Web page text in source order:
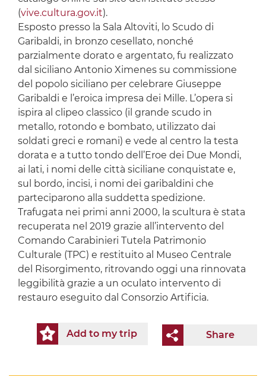
(vive.cultura.gov.it).
Esposto presso la Sala Altoviti, lo Scudo di
Garibaldi, in bronzo cesellato, nonché
parzialmente dorato e argentato, fu realizzato
dal siciliano Antonio Ximenes su commissione
del popolo siciliano per celebrare Giuseppe
Garibaldi e l’eroica impresa dei Mille. L’opera si
ispira al clipeo classico (il grande scudo in
metallo, rotondo e bombato, utilizzato dai
soldati greci e romani) e vede al centro la testa
dorata e a tutto tondo dell’Eroe dei Due Mondi,
ai lati, i nomi delle città siciliane conquistate e,
sul bordo, incisi, i nomi dei garibaldini che
parteciparono alla suddetta spedizione.
Trafugata nei primi anni 2000, la scultura è stata
recuperata nel 2019 grazie all’intervento del
Comando Carabinieri Tutela Patrimonio
Culturale (TPC) e restituito al Museo Centrale
del Risorgimento, ritrovando oggi una rinnovata
leggibilità grazie a un oculato intervento di
restauro eseguito dal Consorzio Artificia.
Share
Add to my trip